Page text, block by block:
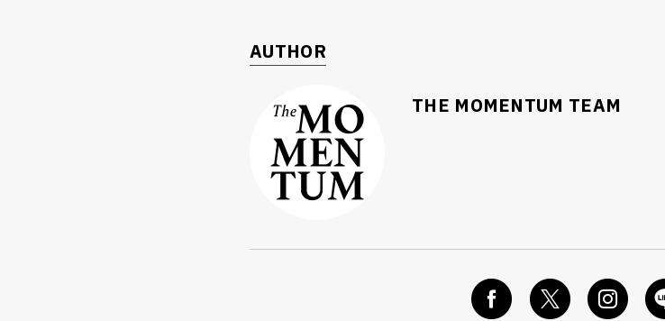
AUTHOR
THE MOMENTUM TEAM